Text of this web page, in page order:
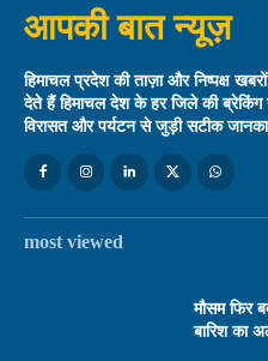
आपकी बात न्यूज़
हिमाचल प्रदेश की ताज़ा और निष्पक्ष
देते हैं हिमाचल देश के हर जिले की
विरासत और पर्यटन से जुड़ी सटीक
most viewed
मौसम फिर
बारिश का